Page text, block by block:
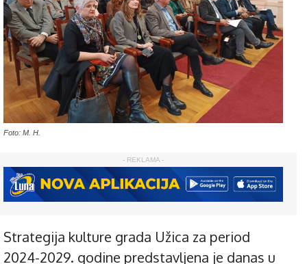
Foto: M. H.
- REKLAMA -
Strategija kulture grada Užica za period
2024-2029. godine predstavljena je danas u